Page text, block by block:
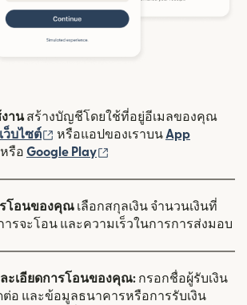
านสร้างบัญชีโดยใช้ที่อยู่อีเมลของคุณ
เว็บไซต์ (เปิดในหน้าต่างใหม่)
หรือแอปของเราบน App
(เปิดในหน้าต่างใหม่)
หรือ Google Play
โอนของคุณ เลือกสกุลเงิน จำนวนเงินที่
รจะโอน และความเร็วในการการส่งมอบ
ะเอียดการโอนของคุณ: กรอกชื่อผู้รับเงิน
อ และข้อมูลธนาคารหรือการรับเงิน